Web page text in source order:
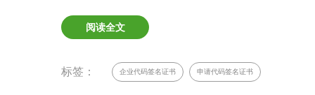
阅读全文
标签： 企业代码签名证书 申请代码签名证书